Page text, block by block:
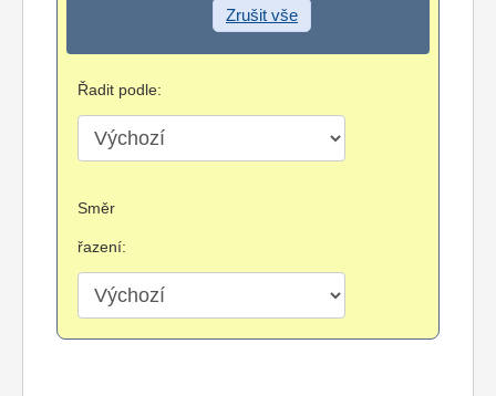
Zrušit vše
Řadit podle:
Směr
řazení: